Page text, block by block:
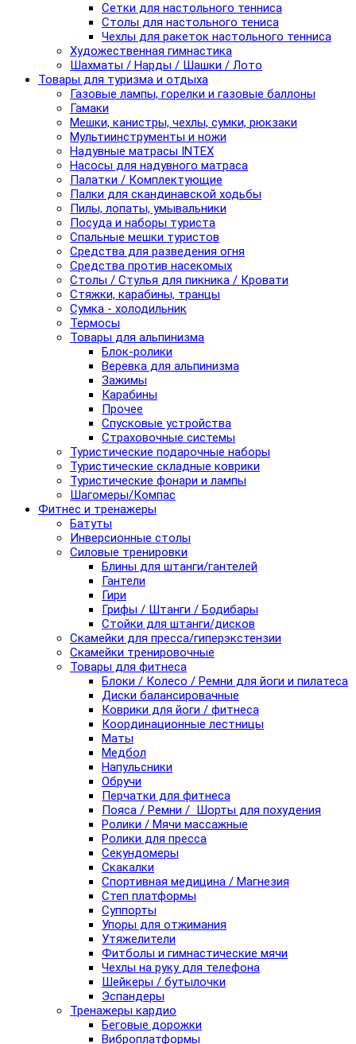
Сетки для настольного тенниса
Столы для настольного тениса
Чехлы для ракеток настольного тенниса
Художественная гимнастика
Шахматы / Нарды / Шашки / Лото
Товары для туризма и отдыха
Газовые лампы, горелки и газовые баллоны
Гамаки
Мешки, канистры, чехлы, сумки, рюкзаки
Мультиинструменты и ножи
Надувные матрасы INTEX
Насосы для надувного матраса
Палатки / Комплектующие
Палки для скандинавской ходьбы
Пилы, лопаты, умывальники
Посуда и наборы туриста
Спальные мешки туристов
Средства для разведения огня
Средства против насекомых
Столы / Стулья для пикника / Кровати
Стяжки, карабины, транцы
Сумка - холодильник
Термосы
Товары для альпинизма
Блок-ролики
Веревка для альпинизма
Зажимы
Карабины
Прочее
Спусковые устройства
Страховочные системы
Туристические подарочные наборы
Туристические складные коврики
Туристические фонари и лампы
Шагомеры/Компас
Фитнес и тренажеры
Батуты
Инверсионные столы
Силовые тренировки
Блины для штанги/гантелей
Гантели
Гири
Грифы / Штанги / Бодибары
Стойки для штанги/дисков
Скамейки для пресса/гиперэкстензии
Скамейки тренировочные
Товары для фитнеса
Блоки / Колесо / Ремни для йоги и пилатеса
Диски балансировачные
Коврики для йоги / фитнеса
Координационные лестницы
Маты
Медбол
Напульсники
Обручи
Перчатки для фитнеса
Пояса / Ремни / Шорты для похудения
Ролики / Мячи массажные
Ролики для пресса
Секундомеры
Скакалки
Спортивная медицина / Магнезия
Степ платформы
Суппорты
Упоры для отжимания
Утяжелители
Фитболы и гимнастические мячи
Чехлы на руку для телефона
Шейкеры / бутылочки
Эспандеры
Тренажеры кардио
Беговые дорожки
Виброплатформы